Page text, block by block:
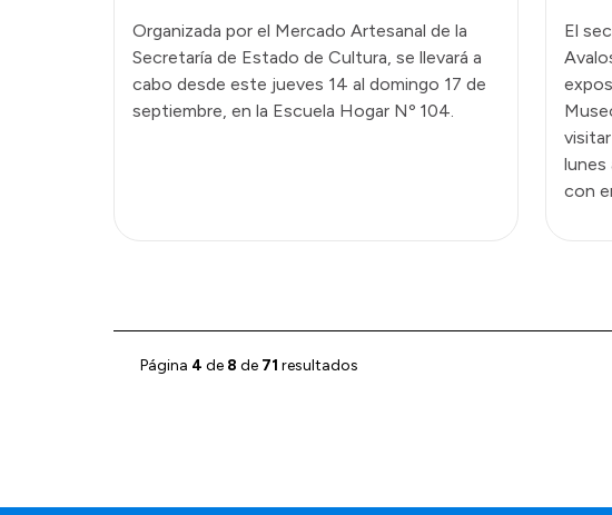
Organizada por el Mercado Artesanal de la
Secretaría de Estado de Cultura, se llevará a
cabo desde este jueves 14 al domingo 17 de
septiembre, en la Escuela Hogar Nº 104.
El
lunes
con
Página 4 de 8 de 71 resultados